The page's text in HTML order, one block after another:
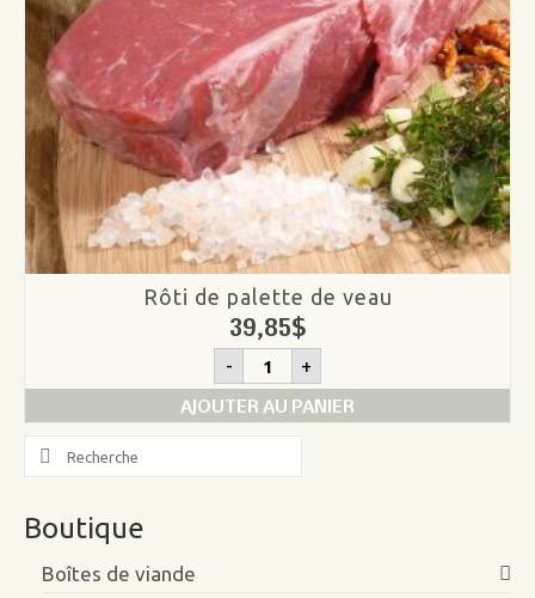
Rôti de palette de veau
39,85$
- quantité
de
Rôti
de
palette
veau
+
AJOUTER AU PANIER
Search
for:
Boutique
Boîtes de viande